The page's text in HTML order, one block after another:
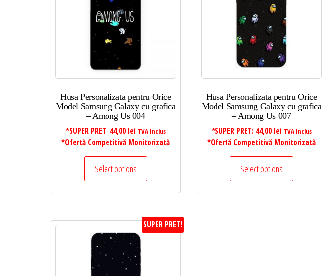
Husa Personalizata pentru Orice
Model Samsung Galaxy cu grafica
– Among Us 004
*SUPER PRET: 44,00 lei TVA Inclus
*Ofertă Competitivă Monitorizată
Select options
Husa Personalizata pentru Orice
Model Samsung Galaxy cu grafica
– Among Us 007
*SUPER PRET: 44,00 lei TVA Inclus
*Ofertă Competitivă Monitorizată
Select options
SUPER PRET!